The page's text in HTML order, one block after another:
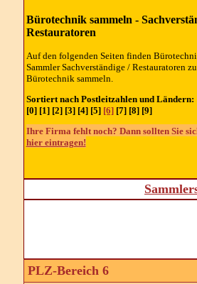
Bürotechnik sammeln -
Restauratoren
Auf den folgenden Seiten finden
Sammler Sachverständige / Restauratoren
Bürotechnik sammeln.
Sortiert nach Postleitzahlen und Ländern:
[0] [1] [2] [3] [4] [5] [6][7] [8] [9]
Ihre Firma fehlt noch? Dann sollten Sie
hier eintragen!
PLZ-Bereich 6